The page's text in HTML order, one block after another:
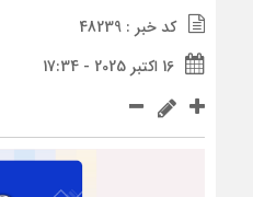
کد خبر : 48239
16 اکتبر 2025 - 17:34